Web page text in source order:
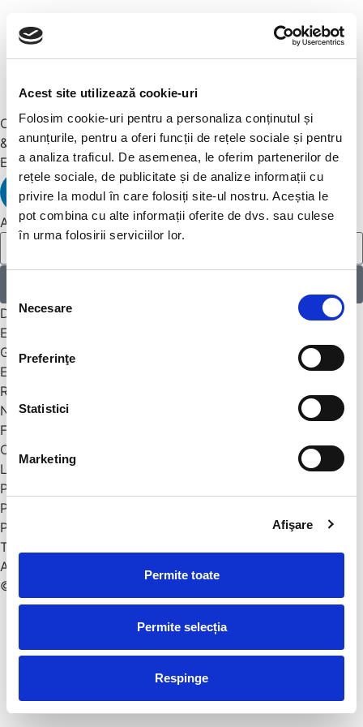
Acest site utilizează cookie-uri
Folosim cookie-uri pentru a personaliza conținutul și
anunțurile, pentru a oferi funcții de rețele sociale și pentru
a analiza traficul. De asemenea, le oferim partenerilor de
rețele sociale, de publicitate și de analize informații cu
privire la modul în care folosiți site-ul nostru. Aceștia le
pot combina cu alte informații oferite de dvs. sau culese
în urma folosirii serviciilor lor.
consimțământului
Necesare
Preferinţe
Statistici
Marketing
Afişare
Permite toate
Permite selecția
Respinge
CURSURI ENGLEZĂ
& GERMANĂ
EXAMENE CAMBRIDGE
Abonează-te laNewsletter
Despre noi
Engleză
Germană
Examene Cambridge
Resurse
Noutăți
Featured in
Contact
Link-uri utile
Plată online
Politică de confidențialitate
Politică livrare-retur
Termeni și condiții
ANPC
© 2026 Twinkle Star. All rights reserved